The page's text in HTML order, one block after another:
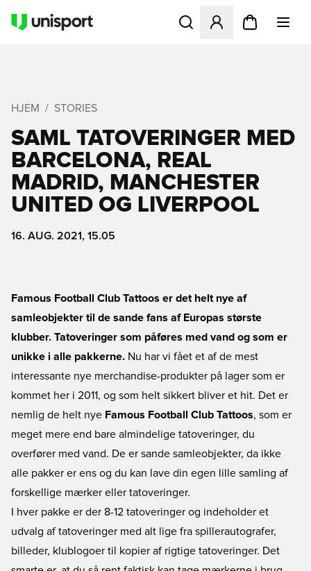
Åbner en Modal til at
HJEM STORIES
SAML TATOVERINGER MED
BARCELONA, REAL
MADRID, MANCHESTER
UNITED OG LIVERPOOL
16. AUG. 2021, 15.05
Famous Football Club Tattoos er det helt nye af
samleobjekter til de sande fans af Europas største
klubber. Tatoveringer som påføres med vand og som er
unikke i alle pakkerne. Nu har vi fået et af de mest
interessante nye merchandise-produkter på lager som er
kommet her i 2011, og som helt sikkert bliver et hit. Det er
nemlig de helt nye Famous Football Club Tattoos, som er
meget mere end bare almindelige tatoveringer, du
overfører med vand. De er sande samleobjekter, da ikke
alle pakker er ens og du kan lave din egen lille samling af
forskellige mærker eller tatoveringer.
I hver pakke er der 8-12 tatoveringer og indeholder et
udvalg af tatoveringer med alt lige fra spillerautografer,
billeder, klublogoer til kopier af rigtige tatoveringer. Det